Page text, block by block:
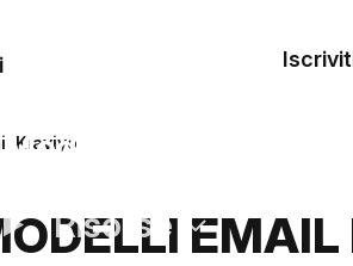
Modelli
Risorse
Klaviyo
EMAIL